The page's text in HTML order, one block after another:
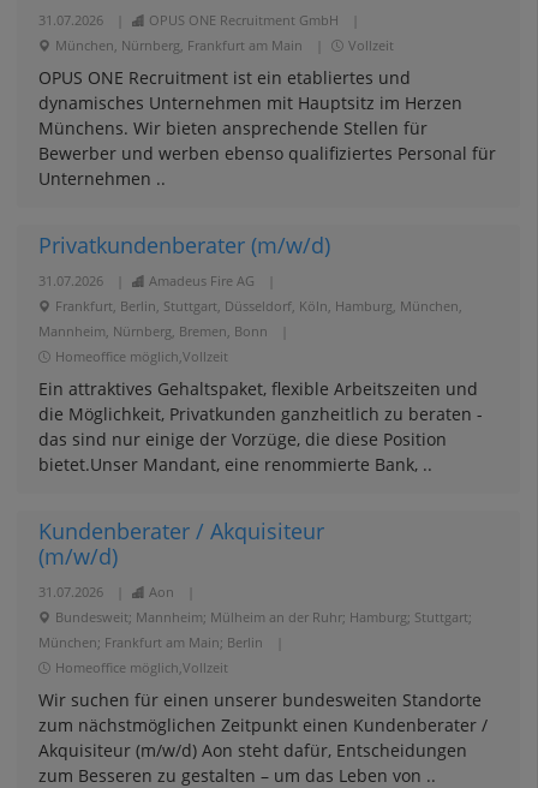
31.07.2026 OPUS ONE Recruitment GmbH
München, Nürnberg, Frankfurt am Main
Vollzeit
OPUS ONE Recruitment ist ein etabliertes und
dynamisches Unternehmen mit Hauptsitz im Herzen
Münchens. Wir bieten ansprechende Stellen für
Bewerber und werben ebenso qualifiziertes Personal für
Unternehmen ..
Privatkundenberater (m/w/d)
31.07.2026 Amadeus Fire AG
Frankfurt, Berlin, Stuttgart, Düsseldorf, Köln, Hamburg, München,
Mannheim, Nürnberg, Bremen, Bonn
Homeoffice möglich,Vollzeit
Ein attraktives Gehaltspaket, flexible Arbeitszeiten und
die Möglichkeit, Privatkunden ganzheitlich zu beraten -
das sind nur einige der Vorzüge, die diese Position
bietet.Unser Mandant, eine renommierte Bank, ..
Kundenberater / Akquisiteur
(m/w/d)
31.07.2026 Aon
Bundesweit; Mannheim; Mülheim an der Ruhr; Hamburg; Stuttgart;
München; Frankfurt am Main; Berlin
Homeoffice möglich,Vollzeit
Wir suchen für einen unserer bundesweiten Standorte
zum nächstmöglichen Zeitpunkt einen Kundenberater /
Akquisiteur (m/w/d) Aon steht dafür, Entscheidungen
zum Besseren zu gestalten – um das Leben von ..